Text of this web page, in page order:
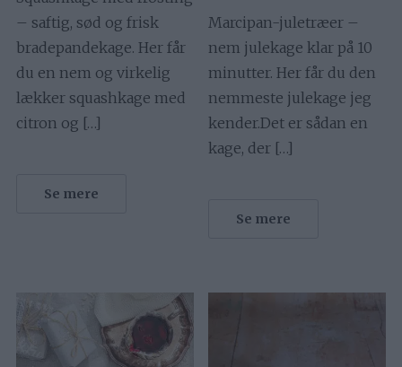
– saftig, sød og frisk
bradepandekage. Her får
du en nem og virkelig
lækker squashkage med
citron og […]
Se mere
Marcipan-juletræer –
nem julekage klar på 10
minutter. Her får du den
nemmeste julekage jeg
kender.Det er sådan en
kage, der […]
Se mere